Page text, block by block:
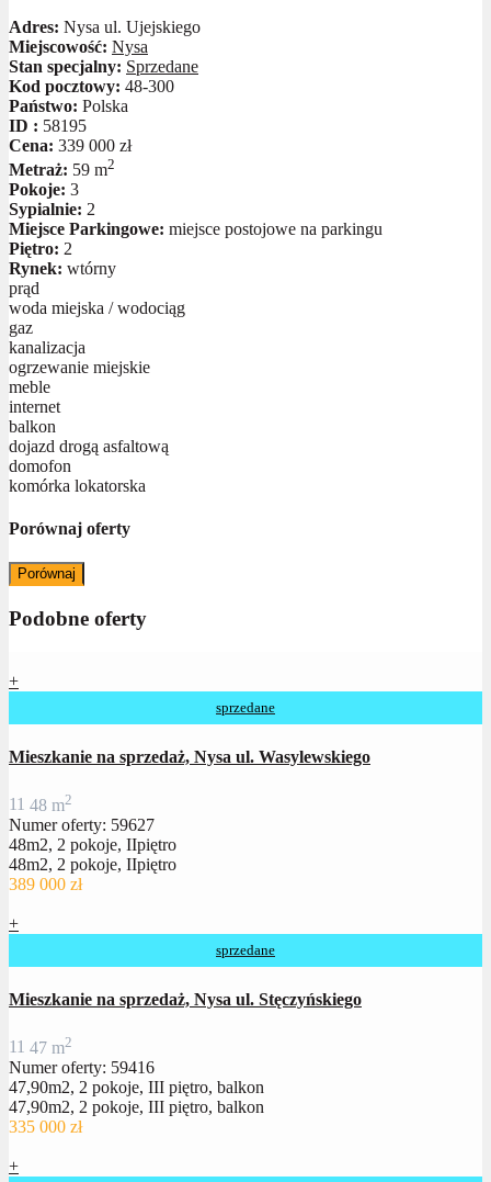
Adres: Nysa ul. Ujejskiego
Miejscowość: Nysa
Stan specjalny: Sprzedane
Kod pocztowy: 48-300
Państwo: Polska
ID : 58195
Cena: 339 000 zł
Metraż: 59 m2
Pokoje: 3
Sypialnie: 2
Miejsce Parkingowe: miejsce postojowe na parkingu
Piętro: 2
Rynek: wtórny
prąd
woda miejska / wodociąg
gaz
kanalizacja
ogrzewanie miejskie
meble
internet
balkon
dojazd drogą asfaltową
domofon
komórka lokatorska
Porównaj oferty
Porównaj
Podobne oferty
+
sprzedane
Mieszkanie na sprzedaż, Nysa ul. Wasylewskiego
11 48 m2
Numer oferty: 59627
48m2, 2 pokoje, IIpiętro
48m2, 2 pokoje, IIpiętro
389 000 zł
+
sprzedane
Mieszkanie na sprzedaż, Nysa ul. Stęczyńskiego
11 47 m2
Numer oferty: 59416
47,90m2, 2 pokoje, III piętro, balkon
47,90m2, 2 pokoje, III piętro, balkon
335 000 zł
+